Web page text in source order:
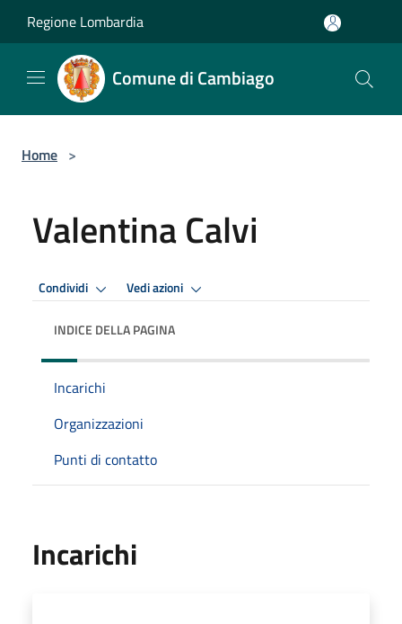
Regione Lombardia
Comune di Cambiago
Home >
Valentina Calvi
Condividi Vedi azioni
INDICE DELLA PAGINA
Incarichi
Organizzazioni
Punti di contatto
Incarichi